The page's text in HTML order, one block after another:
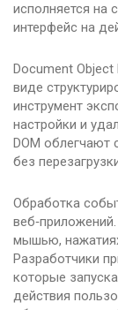
исполняется на
интерфейс на
Document Object
виде
инструмент
настройки и
DOM
без
Обработка
мышью,
Разработчики
которые
действия